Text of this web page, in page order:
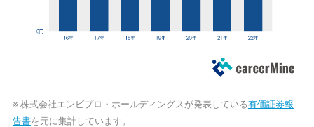
※ 株式会社エンビプロ・ホールディングスが発表している有価証券報
告書を元に集計しています。